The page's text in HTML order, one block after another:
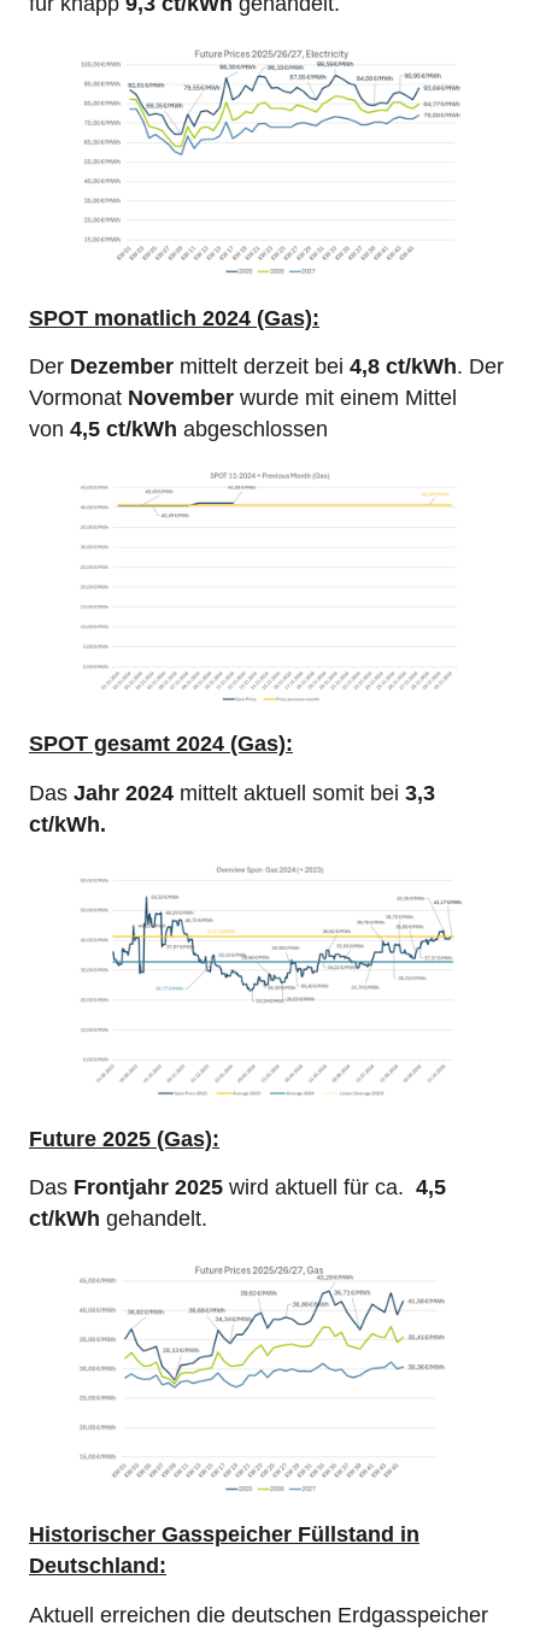
SPOT monatlich 2024 (Gas):
Der Dezember mittelt derzeit bei 4,8 ct/kWh. Der
Vormonat November wurde mit einem Mittel
von 4,5 ct/kWh abgeschlossen
SPOT gesamt 2024 (Gas):
Das Jahr 2024 mittelt aktuell somit bei 3,3
ct/kWh.
Future 2025 (Gas):
Das Frontjahr 2025 wird aktuell für ca. 4,5
ct/kWh gehandelt.
Historischer Gasspeicher Füllstand in
Deutschland:
Aktuell erreichen die deutschen Erdgasspeicher